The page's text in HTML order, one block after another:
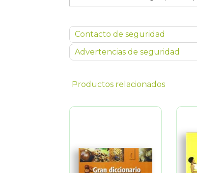
Contacto de seguridad
Advertencias de seguridad
Productos relacionados